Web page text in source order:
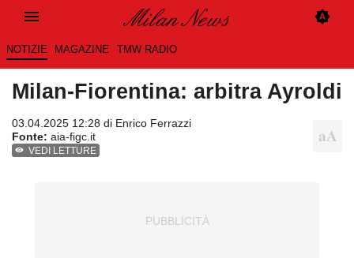
NOTIZIE MAGAZINE TMW RADIO
Milan-Fiorentina: arbitra Ayroldi
03.04.2025 12:28 di Enrico Ferrazzi
Fonte: aia-figc.it
VEDI LETTURE